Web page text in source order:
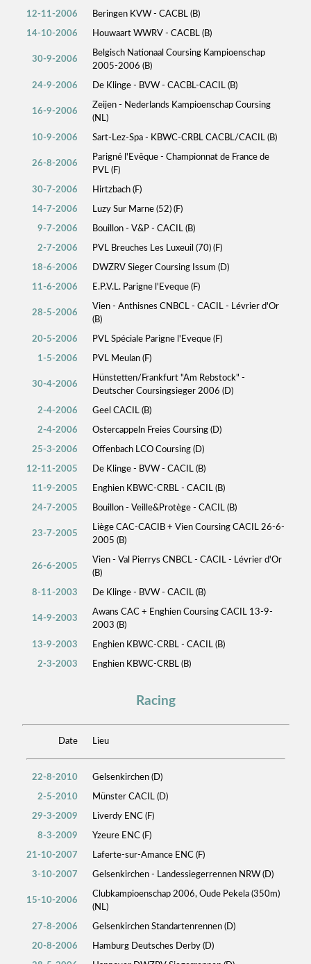
12-11-2006 Beringen KVW - CACBL (B)
14-10-2006 Houwaart WWRV - CACBL (B)
30-9-2006
Belgisch Nationaal Coursing Kampioenschap
2005-2006 (B)
24-9-2006 De Klinge - BVW - CACBL-CACIL (B)
16-9-2006
Zeijen - Nederlands Kampioenschap Coursing
(NL)
10-9-2006 Sart-Lez-Spa - KBWC-CRBL CACBL/CACIL (B)
26-8-2006
Parigné l'Evêque - Championnat de France de
PVL (F)
30-7-2006 Hirtzbach (F)
14-7-2006 Luzy Sur Marne (52) (F)
9-7-2006 Bouillon - V&P - CACIL (B)
2-7-2006 PVL Breuches Les Luxeuil (70) (F)
18-6-2006 DWZRV Sieger Coursing Issum (D)
11-6-2006 E.P.V.L. Parigne l'Eveque (F)
28-5-2006
Vien - Anthisnes CNBCL - CACIL - Lévrier d'Or
(B)
20-5-2006 PVL Spéciale Parigne l'Eveque (F)
1-5-2006 PVL Meulan (F)
30-4-2006
Hünstetten/Frankfurt "Am Rebstock" -
Deutscher Coursingsieger 2006 (D)
2-4-2006 Geel CACIL (B)
2-4-2006 Ostercappeln Freies Coursing (D)
25-3-2006 Offenbach LCO Coursing (D)
12-11-2005 De Klinge - BVW - CACIL (B)
11-9-2005 Enghien KBWC-CRBL - CACIL (B)
24-7-2005 Bouillon - Veille&Protège - CACIL (B)
23-7-2005
Liège CAC-CACIB + Vien Coursing CACIL 26-6-
2005 (B)
26-6-2005
Vien - Val Pierrys CNBCL - CACIL - Lévrier d'Or
(B)
8-11-2003 De Klinge - BVW - CACIL (B)
14-9-2003
Awans CAC + Enghien Coursing CACIL 13-9-
2003 (B)
13-9-2003 Enghien KBWC-CRBL - CACIL (B)
2-3-2003 Enghien KBWC-CRBL (B)
Racing
Date Lieu
22-8-2010 Gelsenkirchen (D)
2-5-2010 Münster CACIL (D)
29-3-2009 Liverdy ENC (F)
8-3-2009 Yzeure ENC (F)
21-10-2007 Laferte-sur-Amance ENC (F)
3-10-2007 Gelsenkirchen - Landessiegerrennen NRW (D)
15-10-2006
Clubkampioenschap 2006, Oude Pekela (350m)
(NL)
27-8-2006 Gelsenkirchen Standartenrennen (D)
20-8-2006 Hamburg Deutsches Derby (D)